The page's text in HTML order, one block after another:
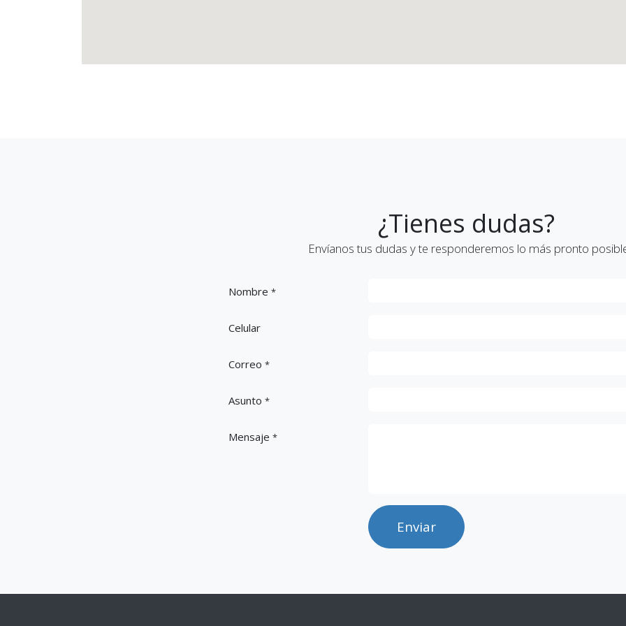
¿Tienes dudas?
Envíanos tus dudas y te responderemos lo más pronto
Nombre *
Celular
Correo *
Asunto *
Mensaje *
Enviar